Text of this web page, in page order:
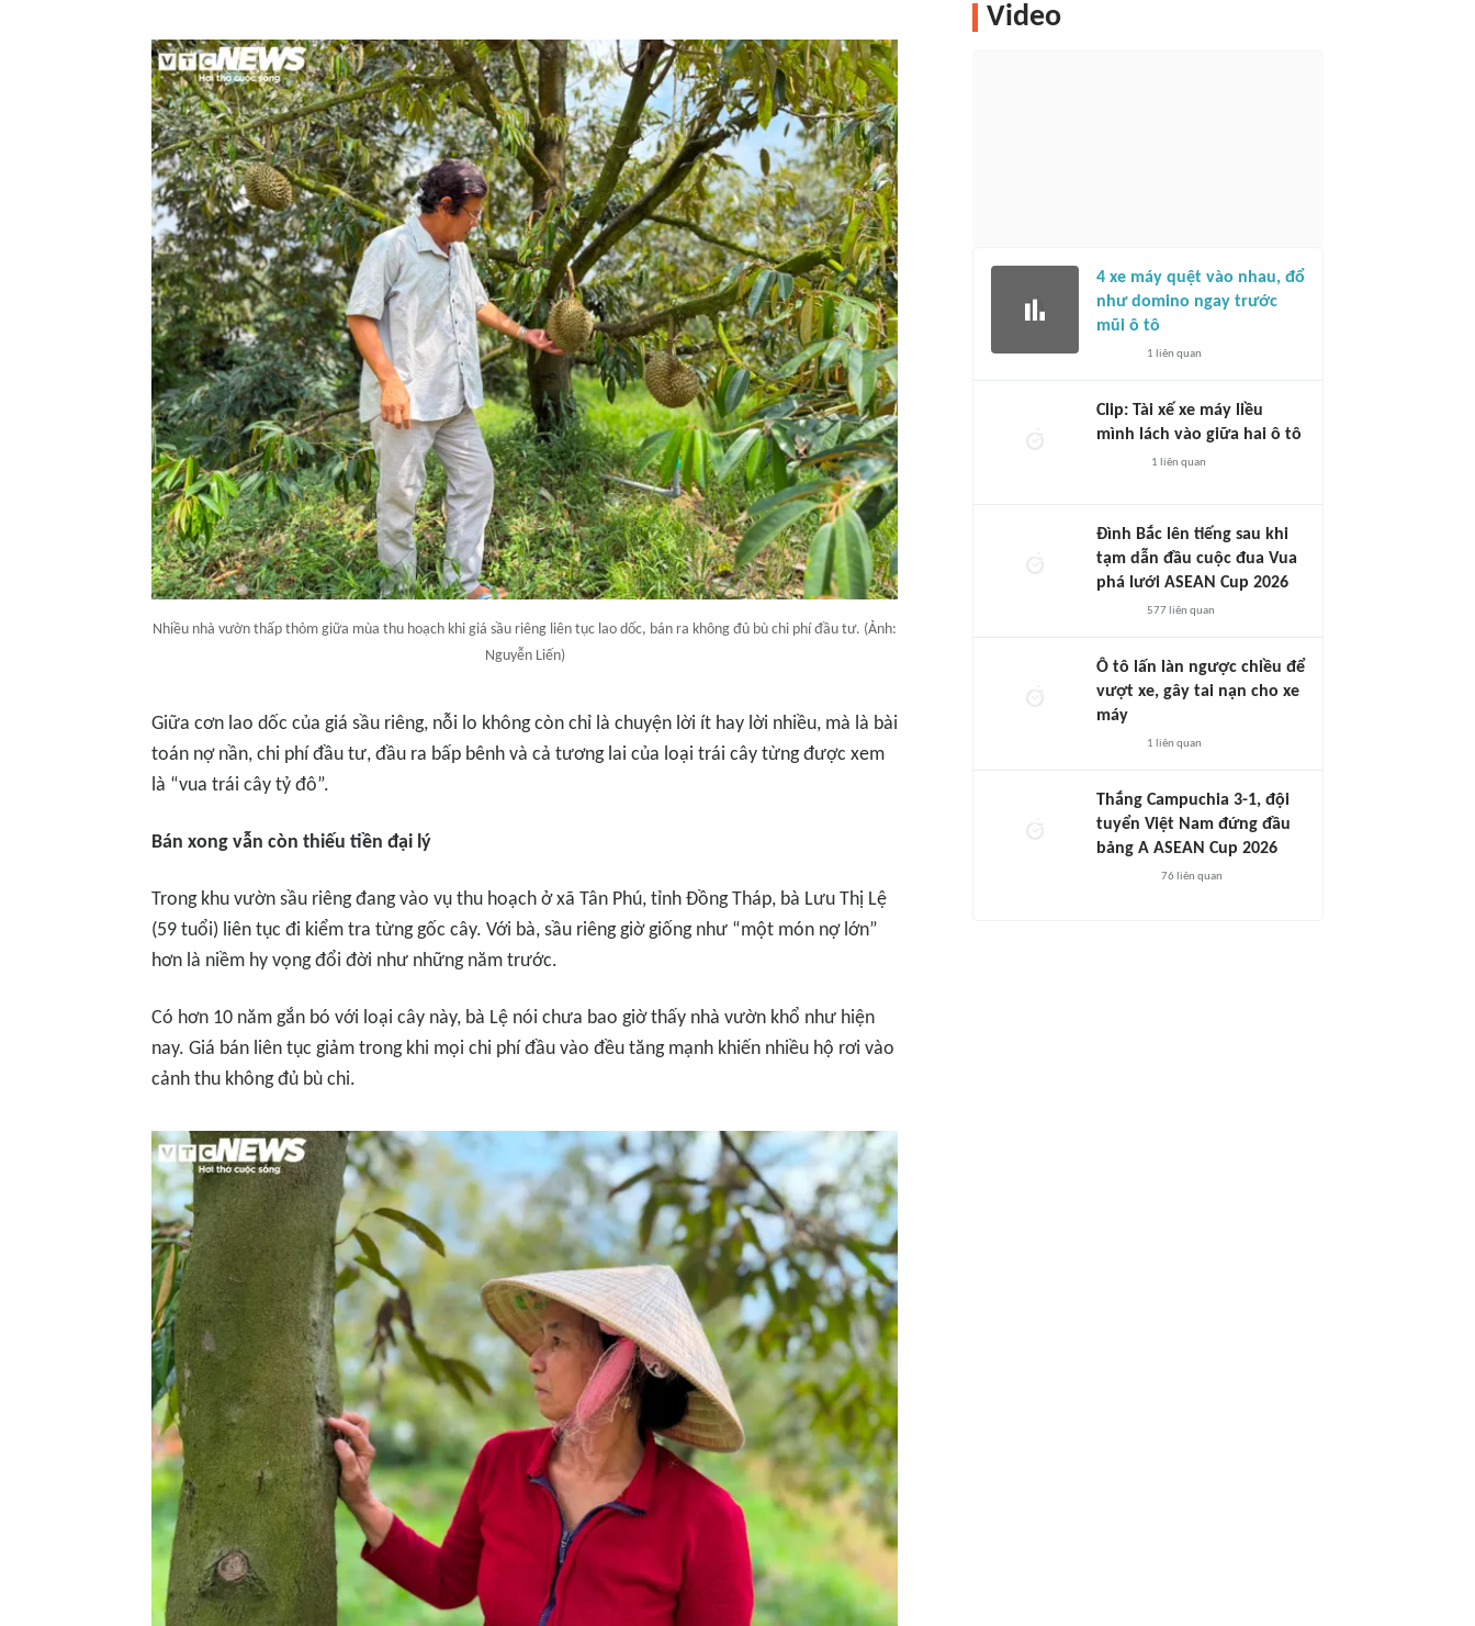
Nhiều nhà vườn thấp thỏm giữa mùa thu hoạch khi giá sầu riêng liên tục lao dốc, bán ra không đủ bù chi phí đầu tư. (Ảnh:
Nguyễn Liến)
Giữa cơn lao dốc của giá sầu riêng, nỗi lo không còn chỉ là chuyện lời ít hay lời nhiều, mà là bài
toán nợ nần, chi phí đầu tư, đầu ra bấp bênh và cả tương lai của loại trái cây từng được xem
là “vua trái cây tỷ đô”.
Bán xong vẫn còn thiếu tiền đại lý
Trong khu vườn sầu riêng đang vào vụ thu hoạch ở xã Tân Phú, tỉnh Đồng Tháp, bà Lưu Thị Lệ
(59 tuổi) liên tục đi kiểm tra từng gốc cây. Với bà, sầu riêng giờ giống như “một món nợ lớn”
hơn là niềm hy vọng đổi đời như những năm trước.
Có hơn 10 năm gắn bó với loại cây này, bà Lệ nói chưa bao giờ thấy nhà vườn khổ như hiện
nay. Giá bán liên tục giảm trong khi mọi chi phí đầu vào đều tăng mạnh khiến nhiều hộ rơi vào
cảnh thu không đủ bù chi.
Video
4 xe máy quệt vào nhau, đổ
như domino ngay trước
mũi ô tô
1 liên quan
Clip: Tài xế xe máy liều
mình lách vào giữa hai ô tô
1 liên quan
Đình Bắc lên tiếng sau khi
tạm dẫn đầu cuộc đua Vua
phá lưới ASEAN Cup 2026
577liên quan
Ô tô lấn làn ngược chiều để
vượt xe, gây tai nạn cho xe
máy
1 liên quan
Thắng Campuchia 3-1, đội
tuyển Việt Nam đứng đầu
bảng A ASEAN Cup 2026
76 liên quan